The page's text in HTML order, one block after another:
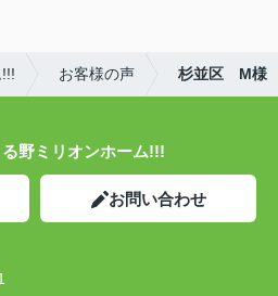
お客様の声 杉並区 M様
野ミリオンホーム!!!
お問い合わせ